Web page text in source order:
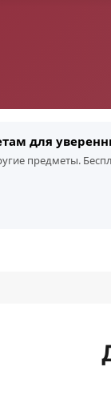
для
предметы.